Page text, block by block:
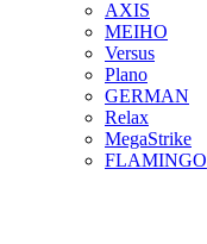
AXIS
MEIHO
Versus
Plano
GERMAN
Relax
MegaStrike
FLAMINGO